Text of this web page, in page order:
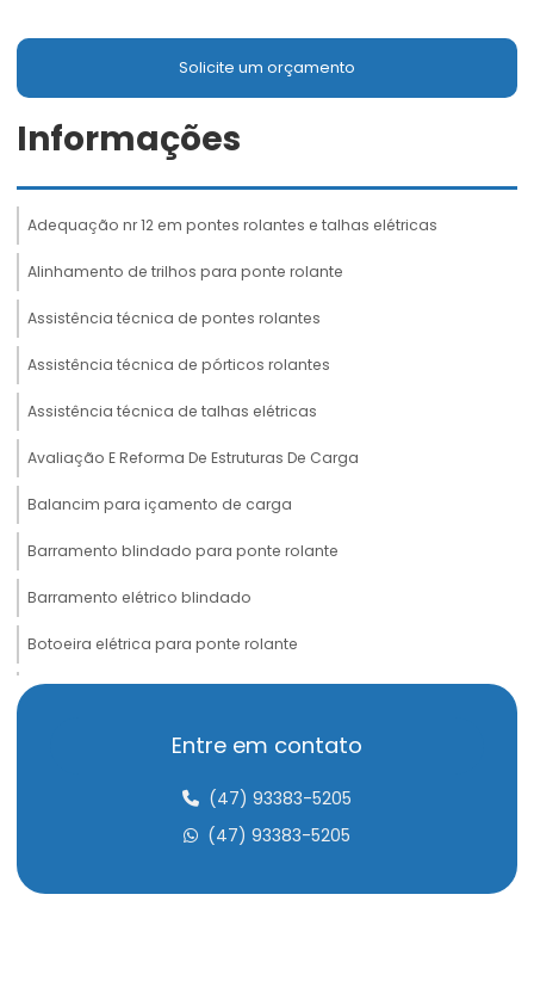
Solicite um orçamento
Informações
Adequação nr 12 em pontes rolantes e talhas elétricas
Alinhamento de trilhos para ponte rolante
Assistência técnica de pontes rolantes
Assistência técnica de pórticos rolantes
Assistência técnica de talhas elétricas
Avaliação E Reforma De Estruturas De Carga
Balancim para içamento de carga
Barramento blindado para ponte rolante
Barramento elétrico blindado
Botoeira elétrica para ponte rolante
Cabeceira para ponte rolante
Cabo de aço compactado de alta performance
Cabo de aço para elevadores
Entre em contato
(47) 93383-5205
(47) 93383-5205